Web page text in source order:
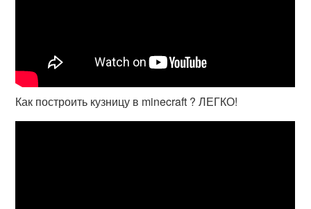
Как построить кузницу в minecraft ? ЛЕГКО!